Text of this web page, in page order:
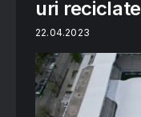
uri reciclate
22.04.2023